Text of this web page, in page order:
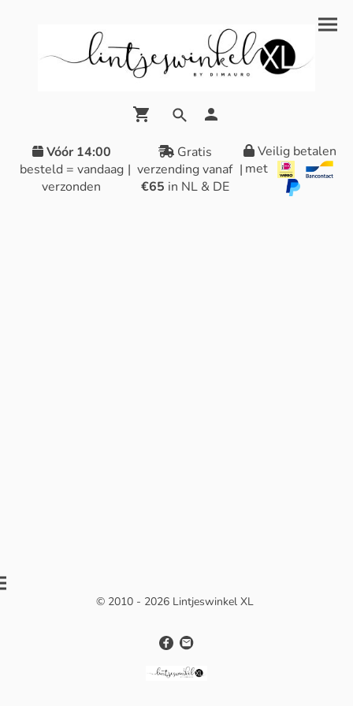
Vóór 14:00
besteld = vandaag
verzonden
|
Gratis
verzending vanaf
€65 in NL & DE
|
Veilig betalen
met
© 2010 - 2026 Lintjeswinkel XL